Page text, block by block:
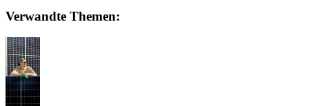
Verwandte Themen: